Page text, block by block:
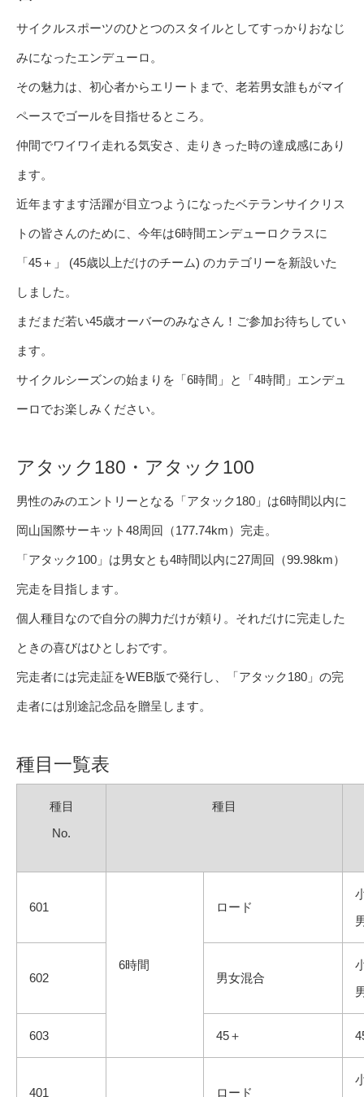
サイクルスポーツのひとつのスタイルとしてすっかりおなじ
みになったエンデューロ。
その魅力は、初心者からエリートまで、老若男女誰もがマイ
ペースでゴールを目指せるところ。
仲間でワイワイ走れる気安さ、走りきった時の達成感にあり
ます。
近年ますます活躍が目立つようになったベテランサイクリス
トの皆さんのために、今年は6時間エンデューロクラスに
「45＋」 (45歳以上だけのチーム) のカテゴリーを新設いた
しました。
まだまだ若い45歳オーバーのみなさん！ご参加お待ちしてい
ます。
サイクルシーズンの始まりを「6時間」と「4時間」エンデュ
ーロでお楽しみください。
アタック180・アタック100
男性のみのエントリーとなる「アタック180」は6時間以内に
岡山国際サーキット48周回（177.74km）完走。
「アタック100」は男女とも4時間以内に27周回（99.98km）
完走を目指します。
個人種目なので自分の脚力だけが頼り。それだけに完走した
ときの喜びはひとしおです。
完走者には完走証をWEB版で発行し、「アタック180」の完
走者には別途記念品を贈呈します。
種目一覧表
種目
No.
種目
601
6時間
ロード
602 男女混合
603 45＋
401 ロード